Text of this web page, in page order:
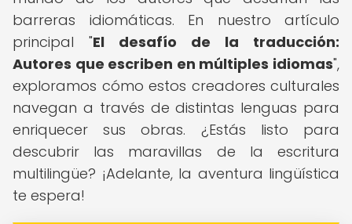
barreras idiomáticas. En nuestro artículo
principal "El desafío de la traducción:
Autores que escriben en múltiples idiomas",
exploramos cómo estos creadores culturales
navegan a través de distintas lenguas para
enriquecer sus obras. ¿Estás listo para
descubrir las maravillas de la escritura
multilingüe? ¡Adelante, la aventura lingüística
te espera!